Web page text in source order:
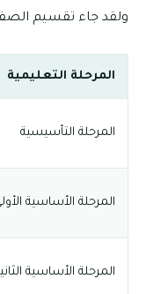
ولقد جاء تقسيم
المرحلة التعليمية
المرحلة التأسيسية
المرحلة الأساسية
المرحلة الأساسية